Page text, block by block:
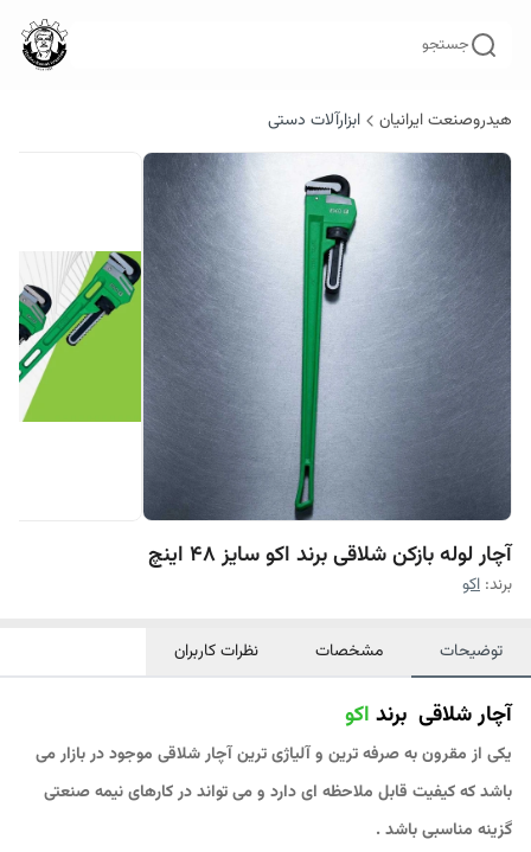
جستجو
هیدروصنعت ایرانیان ابزارآلات دستی
آچار لوله بازکن شلاقی برند اکو سایز 48 اینچ
برند: اکو
توضیحات مشخصات نظرات کاربران
آچار شلاقی برند اکو
یکی از مقرون به صرفه ترین و آلیاژی ترین آچار شلاقی موجود در بازار می
باشد که کیفیت قابل ملاحظه ای دارد و می تواند در کارهای نیمه صنعتی
گزینه مناسبی باشد .